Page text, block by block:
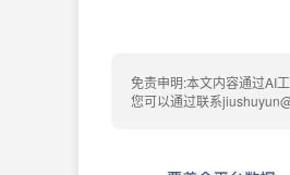
免责申明:本文内容通过AI
您可以通过联系